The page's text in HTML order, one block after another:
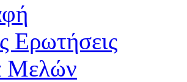
Ερωτήσεις
Μελών